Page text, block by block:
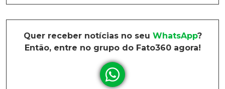
Quer receber notícias no seu WhatsApp?
Então, entre no grupo do Fato360 agora!